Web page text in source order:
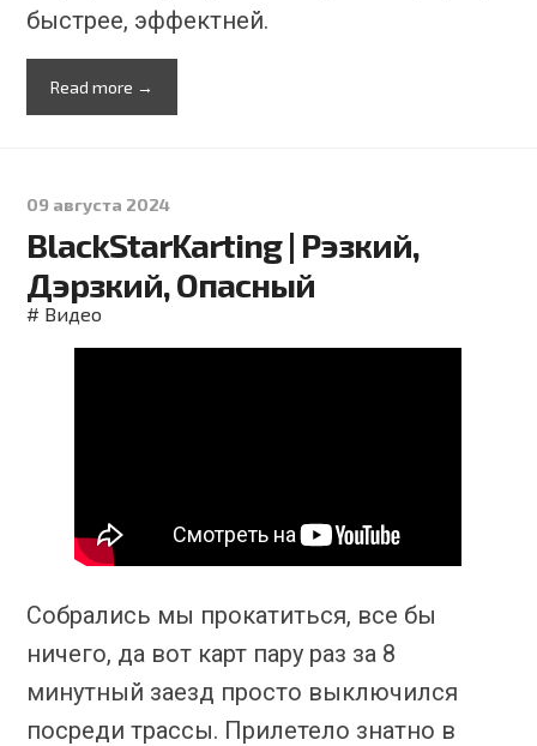
быстрее, эффектней.
Read more →
09 августа 2024
BlackStarKarting | Рэзкий,
Дэрзкий, Опасный
# Видео
Собрались мы прокатиться, все бы
ничего, да вот карт пару раз за 8
минутный заезд просто выключился
посреди трассы. Прилетело знатно в